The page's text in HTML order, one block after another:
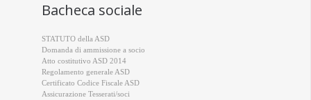
Bacheca sociale
STATUTO della ASD
Domanda di ammissione a socio
Atto costitutivo ASD 2014
Regolamento generale ASD
Certificato Codice Fiscale ASD
Assicurazione Tesserati/soci